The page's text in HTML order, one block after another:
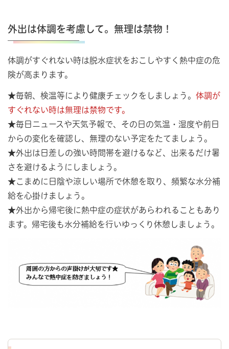
外出は体調を考慮して。無理は禁物！
体調がすぐれない時は脱水症状をおこしやすく熱中症の危
険が高まります。
★毎朝、検温等により健康チェックをしましょう。 体調が
すぐれない時は無理は禁物です。
★毎日ニュースや天気予報で、その日の気温・湿度や前日
からの変化を確認し、無理のない予定をたてましょう。
★外出は日差しの強い時間帯を避けるなど、出来るだけ暑
さを避けるようにしましょう。
★こまめに日陰や涼しい場所で休憩を取り、頻繁な水分補
給を心掛けましょう。
★外出から帰宅後に熱中症の症状があらわれることもあり
ます。帰宅後も水分補給を行いゆっくり休憩しましょう。